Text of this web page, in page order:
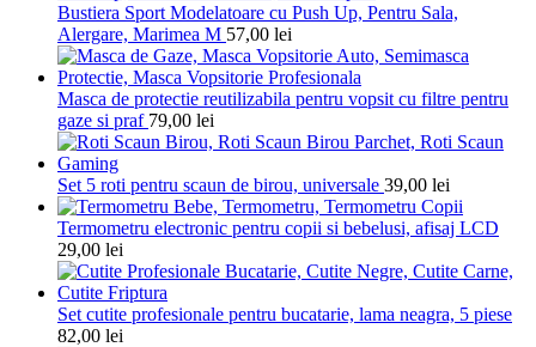
Bustiera Sport Modelatoare cu Push Up, Pentru Sala,
Alergare, Marimea M 57,00 lei
Masca de protectie reutilizabila pentru vopsit cu filtre pentru
gaze si praf 79,00 lei
Set 5 roti pentru scaun de birou, universale 39,00 lei
Termometru electronic pentru copii si bebelusi, afisaj LCD
29,00 lei
Set cutite profesionale pentru bucatarie, lama neagra, 5 piese
82,00 lei